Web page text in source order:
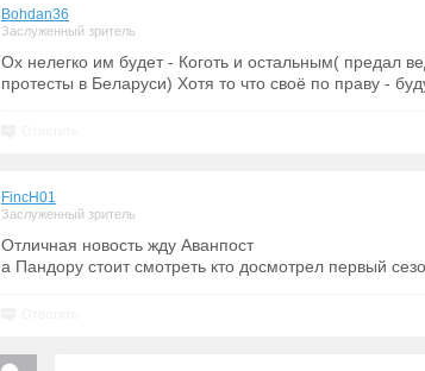
Bohdan36
Заслуженный зритель
Ох нелегко им будет - Коготь и остальным( предал
протесты в Беларуси) Хотя то что своё по праву -
FincH01
Заслуженный зритель
Отличная новость жду Аванпост
а Пандору стоит смотреть кто досмотрел первый